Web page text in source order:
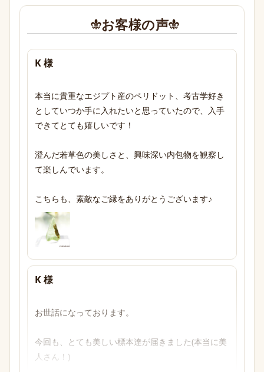
お客様の声
K 様
本当に貴重なエジプト産のペリドット、考古学好き
としていつか手に入れたいと思っていたので、入手
できてとても嬉しいです！
澄んだ若草色の美しさと、興味深い内包物を観察し
て楽しんでいます。
こちらも、素敵なご縁をありがとうございます♪
K 様
お世話になっております。
今回も、とても美しい標本達が届きました(本当に美
人さん！)